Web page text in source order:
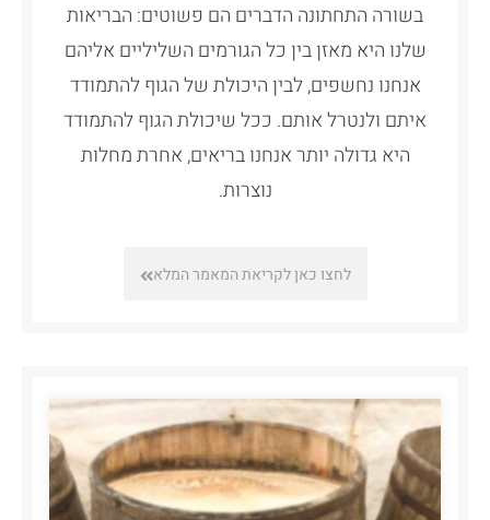
בשורה התחתונה הדברים הם פשוטים: הבריאות
שלנו היא מאזן בין כל הגורמים השליליים אליהם
אנחנו נחשפים, לבין היכולת של הגוף להתמודד
איתם ולנטרל אותם. ככל שיכולת הגוף להתמודד
היא גדולה יותר אנחנו בריאים, אחרת מחלות
נוצרות.
לחצו כאן לקריאת המאמר המלא